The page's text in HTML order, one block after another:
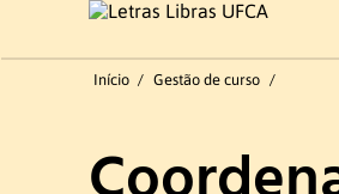
Histórico
Início / Gestão de curso /